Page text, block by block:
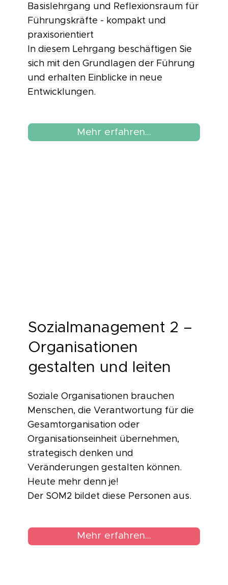
Basislehrgang und Reflexionsraum für
Führungskräfte - kompakt und
praxisorientiert
In diesem Lehrgang beschäftigen Sie
sich mit den Grundlagen der Führung
und erhalten Einblicke in neue
Entwicklungen.
Mehr erfahren...
Sozialmanagement 2 –
Organisationen
gestalten und leiten
Soziale Organisationen brauchen
Menschen, die Verantwortung für die
Gesamtorganisation oder
Organisationseinheit übernehmen,
strategisch denken und
Veränderungen gestalten können.
Heute mehr denn je!
Der SOM2 bildet diese Personen aus.
Mehr erfahren...